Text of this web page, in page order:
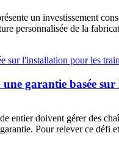
un investissement
personnalisée de la
garantie basée
doivent gérer des
Pour relever ce défi